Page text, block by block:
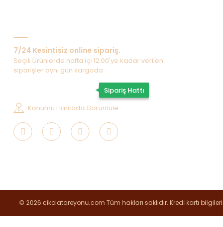
7/24 Kesintisiz online sipariş.
Seçili Ürünlerde hafta içi 12:00'ye kadar verilen
siparişler aynı gün kargoda
Sipariş Hattı
Konumu Haritada Görüntüle
© 2026 cikolatareyonu.com Tüm hakları saklıdır. Kredi kartı